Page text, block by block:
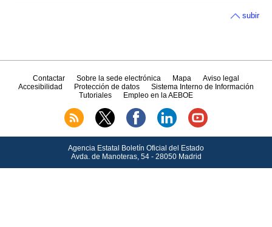
subir
Contactar Sobre la sede electrónica Mapa
Aviso legal
Accesibilidad
Protección de datos
Sistema Interno de Información
Tutoriales
Empleo en la AEBOE
Agencia Estatal Boletín Oficial del Estado
Avda.de Manoteras, 54 - 28050 Madrid